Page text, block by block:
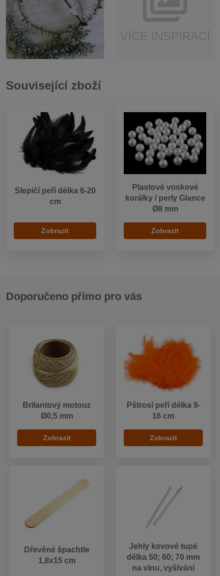
Související zboží
Slepičí peří délka 6-20
cm
Zobrazit
Plastové voskové
korálky / perly Glance
Ø8 mm
Zobrazit
Doporučeno přímo pro vás
Brilantový motouz
Ø0,5 mm
Zobrazit
Pštrosí peří délka 9-
16 cm
Zobrazit
Dřevěné špachtle
1,8x15 cm
Jehly kovové tupé
délka 50; 60; 70 mm
na vlnu, vyšívání